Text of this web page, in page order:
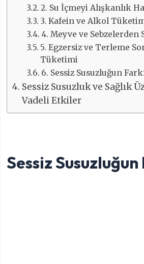
2. Su İçmeyi Alışkanlık
3. Kafein ve Alkol
4. Meyve ve Sebzelerden
5. Egzersiz ve Terleme
Tüketimi
6. Sessiz Susuzluğun
Sessiz Susuzluk ve Sağlık
Vadeli Etkiler
Sessiz